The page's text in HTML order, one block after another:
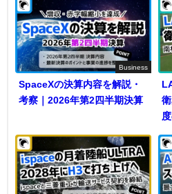
Business
SpaceXの決算内容を解説・
考察｜2026年第2四半期決算